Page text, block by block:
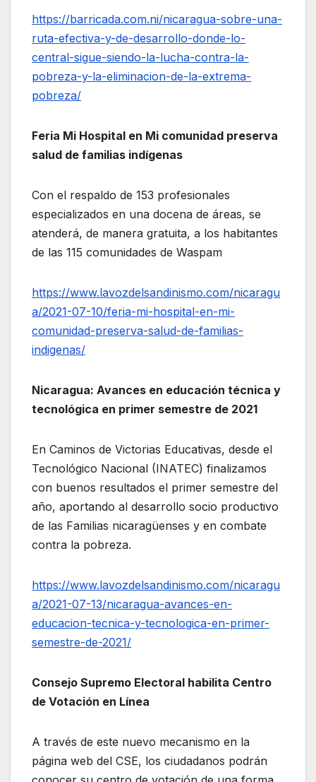
https://barricada.com.ni/nicaragua-sobre-una-
ruta-efectiva-y-de-desarrollo-donde-lo-
central-sigue-siendo-la-lucha-contra-la-
pobreza-y-la-eliminacion-de-la-extrema-
pobreza/
Feria Mi Hospital en Mi comunidad preserva
salud de familias indígenas
Con el respaldo de 153 profesionales
especializados en una docena de áreas, se
atenderá, de manera gratuita, a los habitantes
de las 115 comunidades de Waspam
https://www.lavozdelsandinismo.com/nicaragu
a/2021-07-10/feria-mi-hospital-en-mi-
comunidad-preserva-salud-de-familias-
indigenas/
Nicaragua: Avances en educación técnica y
tecnológica en primer semestre de 2021
En Caminos de Victorias Educativas, desde el
Tecnológico Nacional (INATEC) finalizamos
con buenos resultados el primer semestre del
año, aportando al desarrollo socio productivo
de las Familias nicaragüenses y en combate
contra la pobreza.
https://www.lavozdelsandinismo.com/nicaragu
a/2021-07-13/nicaragua-avances-en-
educacion-tecnica-y-tecnologica-en-primer-
semestre-de-2021/
Consejo Supremo Electoral habilita Centro
de Votación en Línea
A través de este nuevo mecanismo en la
página web del CSE, los ciudadanos podrán